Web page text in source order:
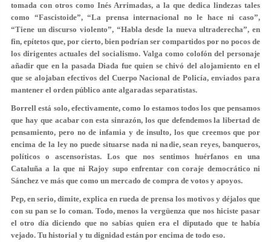
tomada con otros como Inés Arrimadas, a la que dedica lindezas tales
como “Fascistoide”, “La prensa internacional no le hace ni caso”,
“Tiene un discurso violento”, “Habla desde la nueva ultraderecha”, en
fin, epítetos que, por cierto, bien podrían ser compartidos por no pocos de
los dirigentes actuales del socialismo. Valga como colofón del personaje
añadir que en la pasada Diada fue quien se chivó del alojamiento en el
que se alojaban efectivos del Cuerpo Nacional de Policía, enviados para
mantener el orden público ante algaradas separatistas.
Borrell está solo, efectivamente, como lo estamos todos los que pensamos
que hay que acabar con esta sinrazón, los que defendemos la libertad de
pensamiento, pero no de infamia y de insulto, los que creemos que por
encima de la ley no puede situarse nada ni nadie, sean reyes, banqueros,
políticos o ascensoristas. Los que nos sentimos huérfanos en una
Cataluña a la que niRajoy supo enfrentar con coraje democrático ni
Sánchez ve más que como un mercado de compra de votos y apoyos.
Pep, en serio, dimite, explica en rueda de prensa los motivos y déjalos que
con su pan se lo coman. Todo, menos lavergüenza que nos hiciste pasar
el otro día diciendo que no sabías quien era el diputado que te había
vejado. Tu historial y tu dignidad están por encima de todo eso.